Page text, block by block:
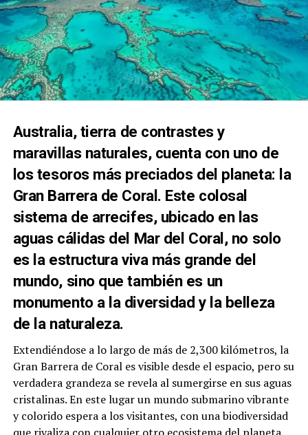
Australia, tierra de contrastes y
maravillas naturales, cuenta con uno de
los tesoros más preciados del planeta: la
Gran Barrera de Coral. Este colosal
sistema de arrecifes, ubicado en las
aguas cálidas del Mar del Coral, no solo
es la estructura viva más grande del
mundo, sino que también es un
monumento a la diversidad y la belleza
de la naturaleza.
Extendiéndose a lo largo de más de 2,300 kilómetros, la
Gran Barrera de Coral es visible desde el espacio, pero su
verdadera grandeza se revela al sumergirse en sus aguas
cristalinas. En este lugar un mundo submarino vibrante
y colorido espera a los visitantes, con una biodiversidad